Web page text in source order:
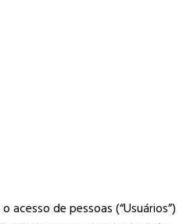
acesso de pessoas (“Usuários”)